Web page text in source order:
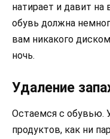
натирает и давит на
обувь должна
вам никакого
ночь.
Удаление
Остаемся с обувью.
продуктов, как ни